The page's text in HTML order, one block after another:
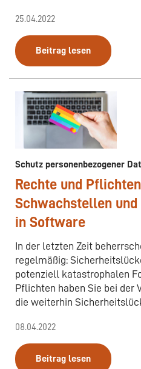
25.04.2022
Beitrag lesen
Schutz personenbezogener
Rechte und
Schwachstellen
in Software
In der letzten Zeit
regelmäßig:
potenziell katastrophalen
Pflichten haben Sie bei der
die weiterhin
08.04.2022
Beitrag lesen